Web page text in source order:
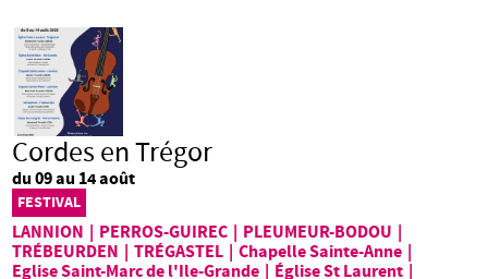
Cordes en Trégor
du 09 au 14 août
FESTIVAL
LANNION PERROS-GUIREC PLEUMEUR-BODOU
TRÉBEURDEN
TRÉGASTEL Chapelle Sainte-Anne
Eglise Saint-Marc de l'Ile-Grande
Église St Laurent